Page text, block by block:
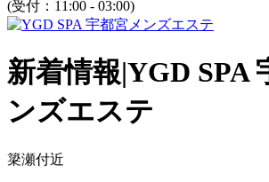
(受付： 11:00 - 03:00)
新着情報|YGD SPA
ンズエステ
簗瀬付近